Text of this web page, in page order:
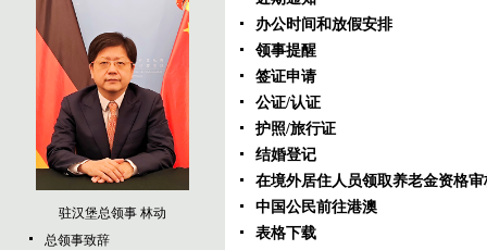
驻汉堡总领事 林动
总领事致辞
办公时间和放假安排
领事提醒
签证申请
公证/认证
护照/旅行证
结婚登记
在境外居住人员领取养老金资格
中国公民前往港澳
表格下载